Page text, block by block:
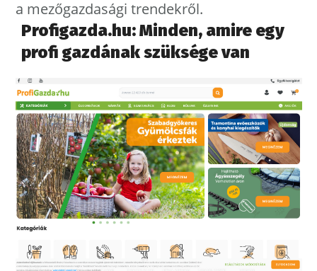
a mezőgazdasági trendekről.
Profigazda.hu: Minden, amire egy
profi gazdának szüksége van